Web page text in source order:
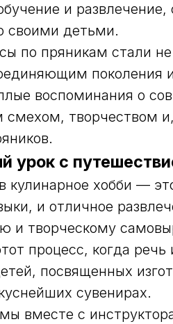
и
своими детьми.
по пряникам стали
поколения
воспоминания о
смехом, творчеством
урок с
кулинарное хобби —
и отличное
и творческому
процесс, когда
посвященных
сувенирах.
вместе с